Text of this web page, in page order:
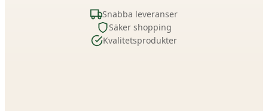
Snabba leveranser
Säker shopping
Kvalitetsprodukter